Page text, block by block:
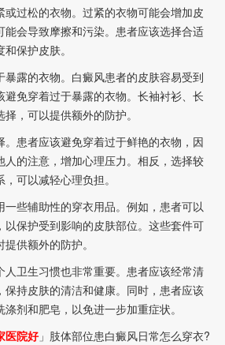
过松的衣物。过紧的衣物可能会增加皮
能会导致摩擦和污染。患者应该选择合适
保护皮肤。
露的衣物。白癜风患者的皮肤容易受到
免穿着过于暴露的衣物。长袖衬衫、长
，可以提供额外的防护。
患者应该避免穿着过于鲜艳的衣物，因
人的注意，增加心理压力。相反，选择较
可以减轻心理负担。
些辅助性的穿衣用品。例如，患者可以
以保护受到影响的皮肤部位。这些套件可
供额外的防护。
卫生习惯也非常重要。患者应该经常清
保持皮肤的清洁和健康。同时，患者应该
剂和肥皂，以免进一步加重症状。
医院好」肢体部位患白癜风日常怎么穿衣?